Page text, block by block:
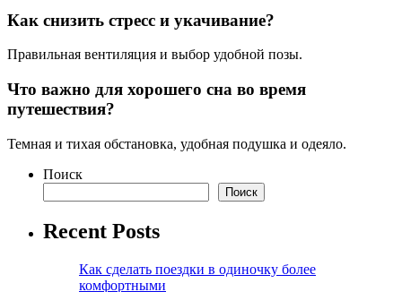
Как снизить стресс и укачивание?
Правильная вентиляция и выбор удобной позы.
Что важно для хорошего сна во время
путешествия?
Темная и тихая обстановка, удобная подушка и одеяло.
Поиск
Поиск
Recent Posts
Как сделать поездки в одиночку более
комфортными